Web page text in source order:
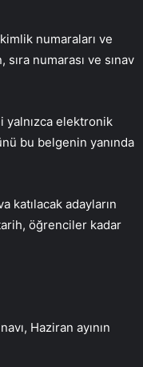
numaraları ve
numarası ve sınav
yalnızca elektronik
bu belgenin yanında
katılacak adayların
öğrenciler kadar
Haziran ayının